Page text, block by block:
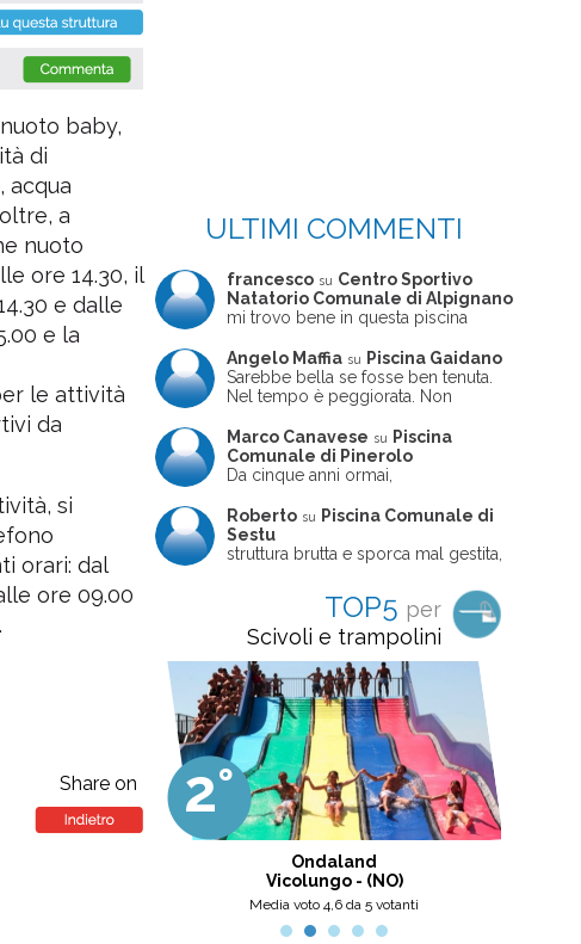
baby,
di
acqua
a
nuoto
ore 14.30, il
e dalle
e la
le attività
da
si
orari: dal
ore 09.00
Share on
ULTIMI COMMENTI
francesco su Centro Sportivo
Natatorio Comunale di Alpignano
mi trovo bene in questa piscina
Angelo Maffia su
Piscina Gaidano
Sarebbe bella se fosse ben tenuta.
Nel tempo è peggiorata. Non
ne usciva insieme a me non ha
ritrovato le sue scarpe! Peccato
perché potrebbe essere un'ottima
frequentata non magnificamente
Marco Canavese su
Piscina
Comunale di Pinerolo
Da cinque anni ormai,
pomeriggio trascorro cinque-sei ore
in questa magnifica piscina con i miei
due figli che sono letteralmente
piccola, un po' in vasca grande, negli
spazi riservati al nuoto libero,
giochiamo, nuotiamo e facciamo
apnea insieme (sono stato assistente
bagnanti ed istruttore di nuoto in
gioventù, ora lo faccio per loro
come papà). Si tratta di una struttura
molto accogliente, pulita, bella,
gestita da personale di grande
professionalità, umanità e cortesia.
Ottima scelta, nel pinerolese il
meglio, secondo me.
Roberto su
Piscina Comunale di
Sestu
struttura brutta e sporca mal gestita,
poco professionale. la sconsiglio a
tutti coloro che amano le cose fatte
seriamente poiché é tutto
improvvisato
TOP5 per
Scivoli e trampolini
2°
Ondaland
Vicolungo - (NO)
Media voto 4,6 da 5 votanti